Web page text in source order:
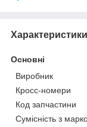
Характеристики
Основні
Виробник
Кросс-номери
Код запчастини
Сумісність з